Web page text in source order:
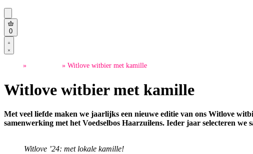
Search
open
0Open
cart
Open
Account
details
» » Witlove witbier met kamille
Witlove witbier met kamille
Met veel liefde maken we jaarlijks een nieuwe editie van ons Witlove
samenwerking met het Voedselbos Haarzuilens. Ieder jaar selecteren
Witlove ’24: met lokale kamille!